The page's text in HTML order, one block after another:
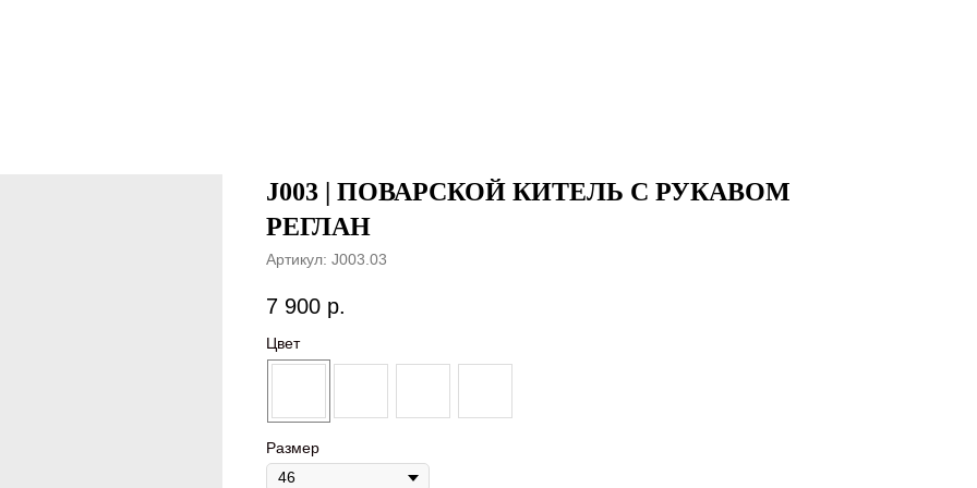
J003 | ПОВАРСКОЙ КИТЕЛЬ С РУКАВОМ
РЕГЛАН
Артикул: J003.03
7 900 р.
Цвет
Размер